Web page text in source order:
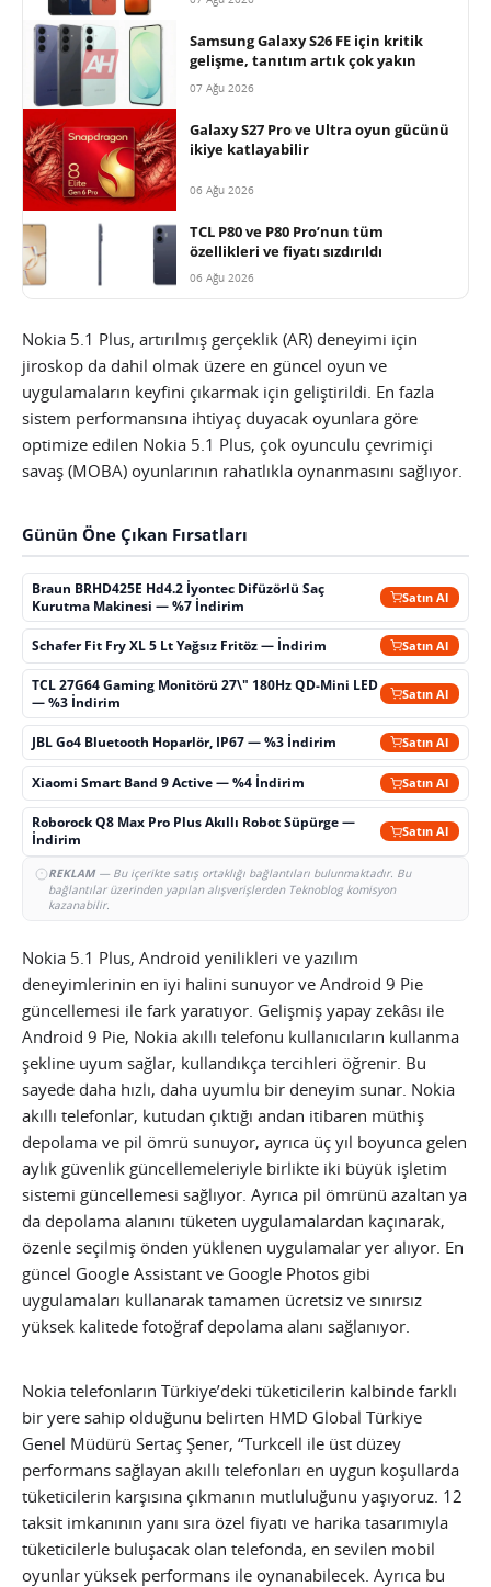
Samsung Galaxy S26 FE için kritik
gelişme, tanıtım artık çok yakın
07 Ağu 2026
Galaxy S27 Pro ve Ultra oyun gücünü
ikiye katlayabilir
06 Ağu 2026
TCL P80 ve P80 Pro’nun tüm
özellikleri ve fiyatı sızdırıldı
06 Ağu 2026
Nokia 5.1 Plus, artırılmış gerçeklik (AR) deneyimi için
jiroskop da dahil olmak üzere en güncel oyun ve
uygulamaların keyfini çıkarmak için geliştirildi. En fazla
sistem performansına ihtiyaç duyacak oyunlara göre
optimize edilen Nokia 5.1 Plus, çok oyunculu çevrimiçi
savaş (MOBA) oyunlarının rahatlıkla oynanmasını sağlıyor.
Günün Öne Çıkan Fırsatları
Braun BRHD425E Hd4.2 İyontec Difüzörlü Saç
Kurutma Makinesi — %7 İndirim
Satın Al
Schafer Fit Fry XL 5 Lt Yağsız Fritöz — İndirim Satın Al
TCL 27G64 Gaming Monitörü 27\" 180Hz QD-Mini LED
— %3 İndirim
Satın Al
JBL Go4 Bluetooth Hoparlör, IP67 — %3 İndirim Satın Al
Xiaomi Smart Band 9 Active — %4 İndirim Satın Al
Roborock Q8 Max Pro Plus Akıllı Robot Süpürge —
İndirim
Satın Al
REKLAM— Bu içerikte satış ortaklığı bağlantıları bulunmaktadır. Bu
bağlantılar üzerinden yapılan alışverişlerden Teknoblog komisyon
kazanabilir.
Nokia 5.1 Plus, Android yenilikleri ve yazılım
deneyimlerinin en iyi halini sunuyor ve Android 9 Pie
güncellemesi ile fark yaratıyor. Gelişmiş yapay zekâsı ile
Android 9 Pie, Nokia akıllı telefonu kullanıcıların kullanma
şekline uyum sağlar, kullandıkça tercihleri öğrenir. Bu
sayede daha hızlı, daha uyumlu bir deneyim sunar. Nokia
akıllı telefonlar, kutudan çıktığı andan itibaren müthiş
depolama ve pil ömrü sunuyor, ayrıca üç yıl boyunca gelen
aylık güvenlik güncellemeleriyle birlikte iki büyük işletim
sistemi güncellemesi sağlıyor. Ayrıca pil ömrünü azaltan ya
da depolama alanını tüketen uygulamalardan kaçınarak,
özenle seçilmiş önden yüklenen uygulamalar yer alıyor. En
güncel Google Assistant ve Google Photos gibi
uygulamaları kullanarak tamamen ücretsiz ve sınırsız
yüksek kalitede fotoğraf depolama alanı sağlanıyor.
Nokia telefonların Türkiye’deki tüketicilerin kalbinde farklı
bir yere sahip olduğunu belirten HMD Global Türkiye
Genel Müdürü Sertaç Şener, “Turkcell ile üst düzey
performans sağlayan akıllı telefonları en uygun koşullarda
tüketicilerin karşısına çıkmanın mutluluğunu yaşıyoruz. 12
taksit imkanının yanı sıra özel fiyatı ve harika tasarımıyla
tüketicilerle buluşacak olan telefonda, en sevilen mobil
oyunlar yüksek performans ile oynanabilecek. Ayrıca bu